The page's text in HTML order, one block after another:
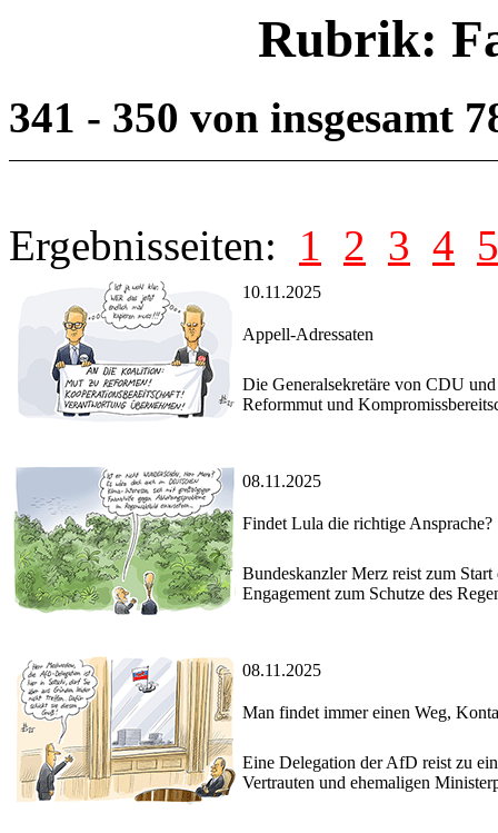
Rubrik:
341 - 350 von insgesamt
Ergebnisseiten: 1 2 3 4 5
10.11.2025
Appell-Adressaten
Die Generalsekretäre von CDU
Reformmut und
08.11.2025
Findet Lula die richtige Ansprache?
Bundeskanzler Merz reist zum
Engagement zum Schutze des
08.11.2025
Man findet immer einen Weg,
Eine Delegation der AfD reist zu
Vertrauten und ehemaligen